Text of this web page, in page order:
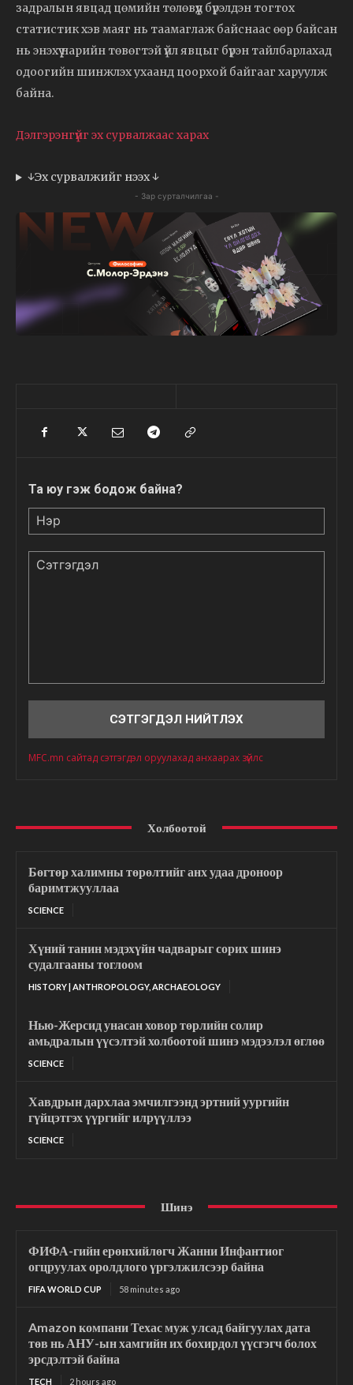
задралын явцад цөмийн төлөвүүд бүрэлдэн тогтох
статистик хэв маяг нь таамаглаж байснаас өөр байсан
нь энэхүү нарийн төвөгтэй үйл явцыг бүрэн тайлбарлахад
одоогийн шинжлэх ухаанд цоорхой байгааг харуулж
байна.
Дэлгэрэнгүйг эх сурвалжаас харах
↓Эх сурвалжийг нээх ↓
- Зар сурталчилгаа -
Та юу гэж бодож байна?
MFC.mn сайтад сэтгэгдэл оруулахад анхаарах зүйлс
Холбоотой
Бөгтөр халимны төрөлтийг анх удаа дроноор
баримтжууллаа
SCIENCE
Хүний танин мэдэхүйн чадварыг сорих шинэ
судалгааны тоглоом
HISTORY | ANTHROPOLOGY, ARCHAEOLOGY
Нью-Жерсид унасан ховор төрлийн солир
амьдралын үүсэлтэй холбоотой шинэ мэдээлэл өглөө
SCIENCE
Хавдрын дархлаа эмчилгээнд эртний уургийн
гүйцэтгэх үүргийг илрүүллээ
SCIENCE
Шинэ
ФИФА-гийн ерөнхийлөгч Жанни Инфантиог
огцруулах оролдлого үргэлжилсээр байна
FIFA WORLD CUP 58 minutes ago
Amazon компани Техас муж улсад байгуулах дата
төв нь АНУ-ын хамгийн их бохирдол үүсгэгч болох
эрсдэлтэй байна
TECH 2 hours ago